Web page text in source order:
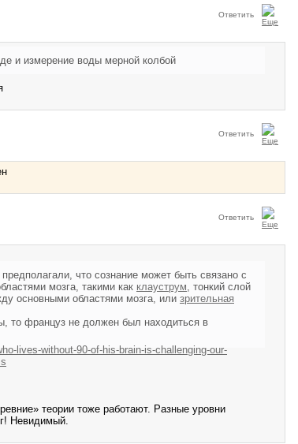
Ответить
и измерение воды мерной колбой
Ответить
Ответить
что сознание может быть связано с
мозга, такими как клауструм, тонкий слой
основными областями мозга, или зрительная
то француз не должен был находиться в
lives-without-90-of-his-brain-is-challenging-our-
теории тоже работают. Разные уровни
Невидимый.